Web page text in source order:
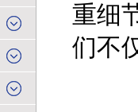
重细
们不